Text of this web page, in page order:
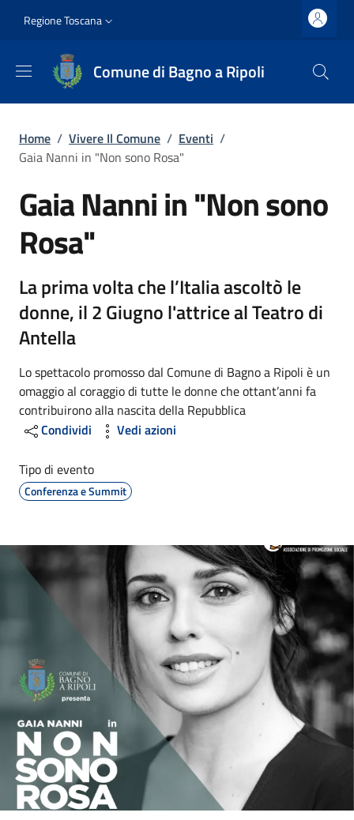
Slim top
Regione Toscana
Comune di Bagno a Ripoli
Briciole di pane
Home / Vivere Il Comune / Eventi /
Gaia Nanni in "Non sono Rosa"
Gaia Nanni in "Non sono
Rosa"
La prima volta che l’Italia ascoltò le
donne, il 2 Giugno l'attrice al Teatro di
Antella
Lo spettacolo promosso dal Comune di Bagno a Ripoli è un
omaggio al coraggio di tutte le donne che ottant’anni fa
contribuirono alla nascita della Repubblica
Condividi
Vedi azioni
Tipo di evento
Conferenza e Summit